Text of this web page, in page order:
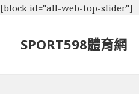
[block id="all-web-top-slider"]
SPORT598體育網